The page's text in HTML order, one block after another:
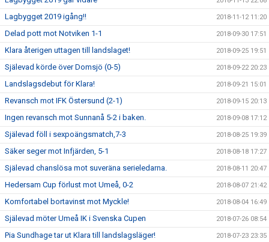
Lagbygget 2019 igång!! 2018-11-12 11:20
Delad pott mot Notviken 1-1 2018-09-30 17:51
Klara återigen uttagen till landslaget! 2018-09-25 19:51
Själevad körde över Domsjö (0-5) 2018-09-22 20:23
Landslagsdebut för Klara! 2018-09-21 15:01
Revansch mot IFK Östersund (2-1) 2018-09-15 20:13
Ingen revansch mot Sunnanå 5-2 i baken. 2018-09-08 17:12
Själevad föll i sexpoängsmatch,7-3 2018-08-25 19:39
Säker seger mot Infjärden, 5-1 2018-08-18 17:27
Själevad chanslösa mot suveräna serieledarna. 2018-08-11 20:47
Hedersam Cup förlust mot Umeå, 0-2 2018-08-07 21:42
Komfortabel bortavinst mot Myckle! 2018-08-04 16:49
Själevad möter Umeå IK i Svenska Cupen 2018-07-26 08:54
Pia Sundhage tar ut Klara till landslagsläger! 2018-07-23 23:35